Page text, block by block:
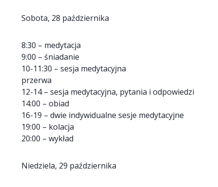
Sobota, 28 października
8:30 – medytacja
9:00 – śniadanie
10-11:30 – sesja medytacyjna
przerwa
12-14 – sesja medytacyjna, pytania i odpowiedzi
14:00 – obiad
16-19 – dwie indywidualne sesje medytacyjne
19:00 – kolacja
20:00 – wykład
Niedziela, 29 października